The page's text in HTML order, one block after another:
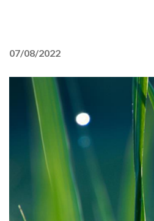
07/08/2022